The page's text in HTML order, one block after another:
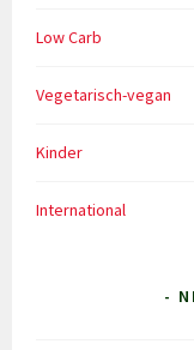
Low Carb
Vegetarisch-vegan
Kinder
International
-